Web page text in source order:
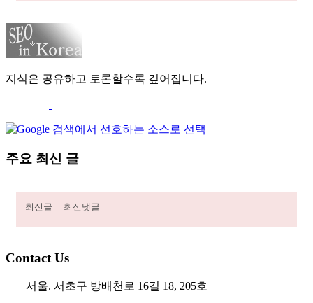
지식은 공유하고 토론할수록 깊어집니다.
주요 최신 글
최신글 최신댓글
Contact Us
서울. 서초구 방배천로 16길 18, 205호